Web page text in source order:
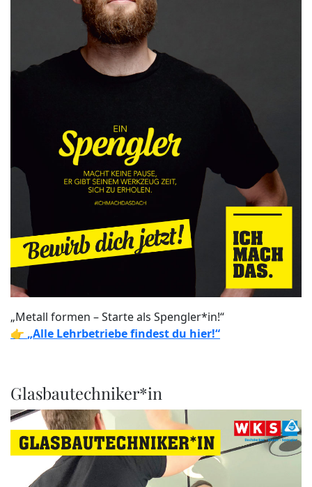
„Metall formen – Starte als Spengler*in!“
👉 „Alle Lehrbetriebe findest du hier!“
Glasbautechniker*in